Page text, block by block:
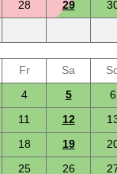
28 29
Fr Sa
4 5
6
11 12
18 19
25 26